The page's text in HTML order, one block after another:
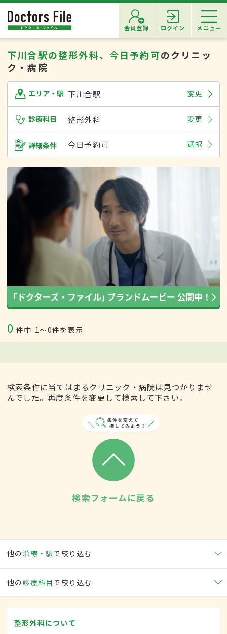
会員登録 ログイン メニュー
下川合駅の整形外科、今日予約可のクリニッ
ク・病院
エリア・駅 下川合駅 変更
診療科目 整形外科 変更
詳細条件 今日予約可 選択
0 件中 1〜0件を表示
検索条件に当てはまるクリニック・病院は見つかりませ
んでした。再度条件を変更して検索して下さい。
検索フォームに戻る
他の沿線・駅で絞り込む
他の 診療科目で絞り込む
整形外科について